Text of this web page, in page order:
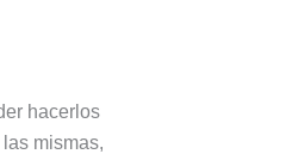
hacerlos
mismas,